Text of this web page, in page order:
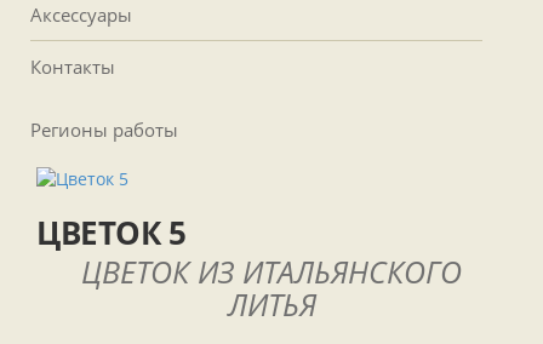
Аксессуары
Контакты
Регионы работы
ЦВЕТОК 5
ЦВЕТОК ИЗ ИТАЛЬЯНСКОГО
ЛИТЬЯ